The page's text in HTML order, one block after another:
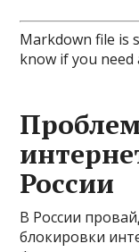
Markdown file is
know if you need
России
В России
блокировки